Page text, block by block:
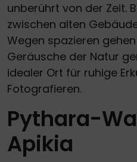
unberührt von der Zeit.
zwischen alten
Wegen spazieren
Geräusche der Natur
idealer Ort für ruhige
Fotografieren.
Pythara-
Apikia